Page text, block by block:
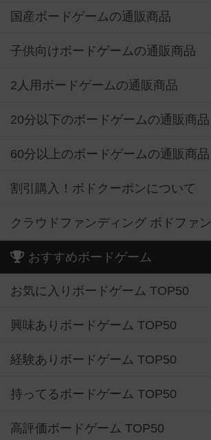
国産ボードゲームの通販商品
子供向けボードゲームの通販商品
2人用ボードゲームの通販商品
20分以下のボードゲームの通販商品
60分以上のボードゲームの通販商品
割引購入！ボドクーポンについて
クラウドファンディング ボドファン
おすすめボードゲーム
お気に入りボードゲーム TOP50
興味ありボードゲーム TOP50
経験ありボードゲーム TOP50
持ってるボードゲーム TOP50
高評価ボードゲーム TOP50